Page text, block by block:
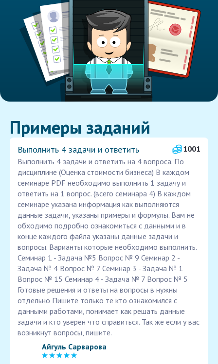
Примеры заданий
Выполнить 4 задачи и ответить
1001
Выполнить 4 задачи и ответить на 4 вопроса. По
дисциплине (Оценка стоимости бизнеса) В каждом
семинаре PDF необходимо выполнить 1 задачу и
ответить на 1 вопрос. (всего семинара 4) В каждом
семинаре указана информация как выполняются
данные задачи, указаны примеры и формулы. Вам не
обходимо подробно ознакомиться с данными и в
конце каждого файла указаны данные задачи и
вопросы. Варианты которые необходимо выполнить.
Семинар 1 - Задача №5 Вопрос № 9 Семинар 2 -
Задача № 4 Вопрос № 7 Семинар 3 - Задача № 1
Вопрос № 15 Семинар 4 - Задача № 7 Вопрос № 5
Готовые решения и ответы на вопросы в нужны
отдельно Пишите только те кто ознакомился с
данными работами, понимает как решать данные
задачи и кто уверен что справиться. Так же если у вас
возникнут вопросы, пишите.
Айгуль Сарварова